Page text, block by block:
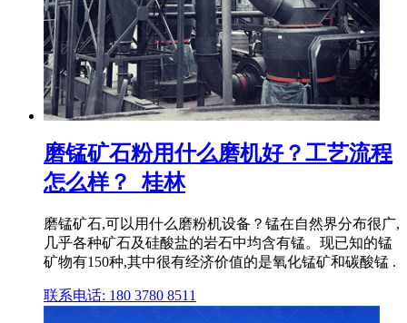
磨锰矿石粉用什么磨机好？工艺流程
怎么样？_桂林
磨锰矿石,可以用什么磨粉机设备？锰在自然界分布很广,
几乎各种矿石及硅酸盐的岩石中均含有锰。现已知的锰
矿物有150种,其中很有经济价值的是氧化锰矿和碳酸锰 .
联系电话: 180 3780 8511